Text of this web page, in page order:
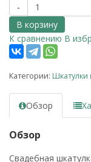
-
В корзину
К сравнению В
Категории: Шкатулки
Обзор
Обзор
Свадебная